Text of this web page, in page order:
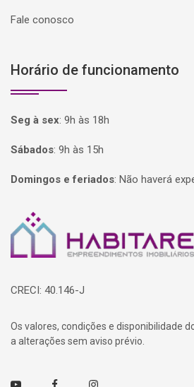
Fale conosco
Horário de funcionamento
Seg à sex: 9h às 18h
Sábados: 9h às 15h
Domingos e feriados: Não haverá
Página inicial
CRECI: 40.146-J
Os valores, condições e disponibilidade
a alterações sem aviso prévio.